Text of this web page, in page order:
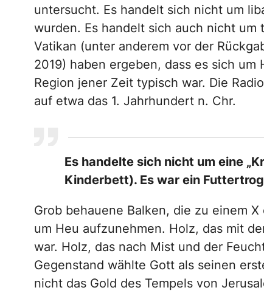
untersucht. Es handelt sich nicht um
wurden. Es handelt sich auch nicht
Vatikan (unter anderem vor der
2019) haben ergeben, dass es sich
Region jener Zeit typisch war. Die
auf etwa das 1. Jahrhundert n. Chr.
Es handelte sich nicht um eine
Kinderbett). Es war ein
Grob behauene Balken, die zu einem
um Heu aufzunehmen. Holz, das mit
war. Holz, das nach Mist und der
Gegenstand wählte Gott als seinen
nicht das Gold des Tempels von